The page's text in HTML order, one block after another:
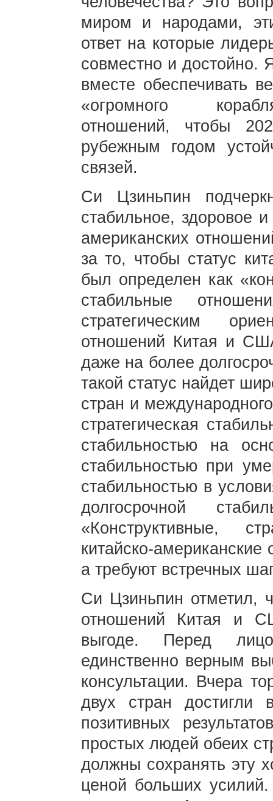
миром и народами,
ответ на которые
совместно и достойно.
вместе обеспечивать
«огромного
отношений, чтобы
рубежным годом
связей.
Си Цзиньпин
стабильное, здоровое и
американских
за то, чтобы статус
был определен как
стабильные
стратегическим
отношений Китая и
даже на более
такой статус найдет
стран и
стратегическая
стабильностью на
стабильностью при
стабильностью в
долгосрочной
«Конструктивные,
китайско-
а требуют встречных
Си Цзиньпин отметил,
отношений Китая и
выгоде. Перед
единственно верным
консультации. Вчера
двух стран достигли
позитивных
простых людей обеих
должны сохранять эту
ценой больших